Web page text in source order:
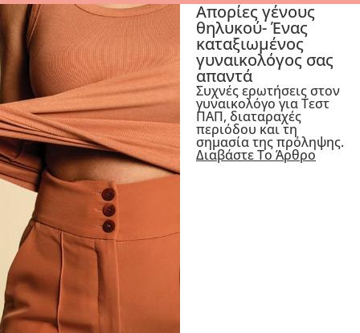
Απορίες γένους
θηλυκού- Ένας
καταξιωμένος
γυναικολόγος σας
απαντά
Συχνές ερωτήσεις στον
γυναικολόγο για Τεστ
ΠΑΠ, διαταραχές
περιόδου και τη
σημασία της πρόληψης.
Διαβάστε Το Άρθρο